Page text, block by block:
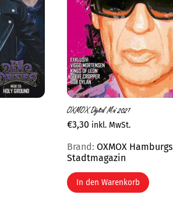
OXMOX Digital Mai 2021
€3,30 inkl. MwSt.
Brand: OXMOX Hamburgs
Stadtmagazin
In den Warenkorb